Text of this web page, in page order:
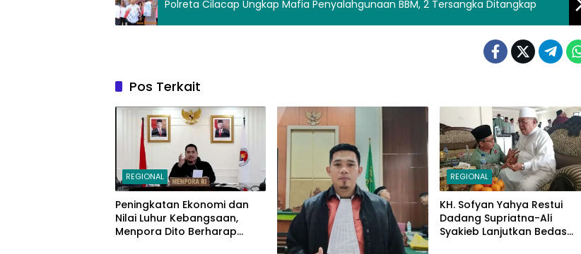
Polreta Cilacap Ungkap Mafia Penyalahgunaan BBM, 2 Tersangka Ditangkap
Pos Terkait
REGIONAL
Peningkatan Ekonomi dan
Nilai Luhur Kebangsaan,
Menpora Dito Berharap
REGIONAL
KH. Sofyan Yahya Restui
Dadang Supriatna-Ali
Syakieb Lanjutkan Bedas